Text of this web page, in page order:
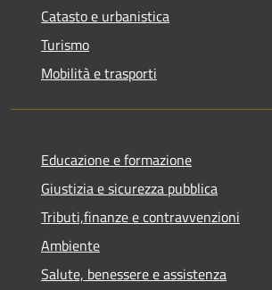
Catasto e urbanistica
Turismo
Mobilità e trasporti
Educazione e formazione
Giustizia e sicurezza pubblica
Tributi,finanze e contravvenzioni
Ambiente
Salute, benessere e assistenza